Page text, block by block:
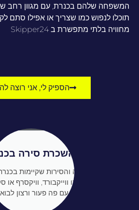
המשפחה שלהם בכנרת, עם מגוון רחב של
תוכלו לנפוש כמו שצריך או אפילו סתם
מחוויה בלתי מתפשרת ב Skipper24
הספיק לי, אני רוצה
השכרת סירה
מיטב הרמה והסירות שקיימות
נוספות כמו ווייקבורד, וויקסרף או
אתכם עם פה פעור ורצון לבוא